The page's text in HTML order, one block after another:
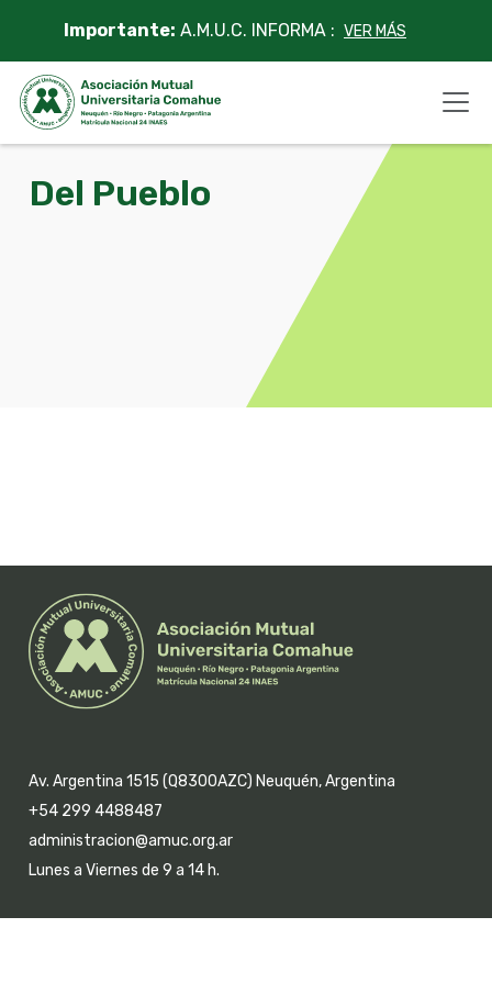
content
Importante: A.M.U.C. INFORMA : VER MÁS
Del Pueblo
Av. Argentina 1515 (Q8300AZC) Neuquén, Argentina
+54 299 4488487
administracion@amuc.org.ar
Lunes a Viernes de 9 a 14 h.